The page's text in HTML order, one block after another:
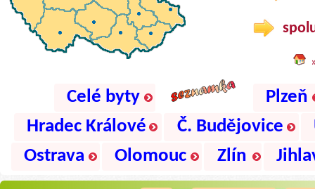
Celé byty
Plzeň
Hradec Králové
Č. Budějovice
Ostrava
Olomouc Zlín